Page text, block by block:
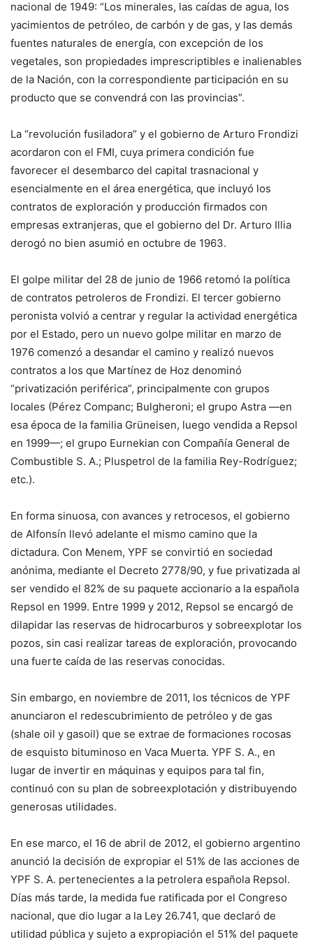
nacional de 1949: “Los minerales, las caídas de agua, los
yacimientos de petróleo, de carbón y de gas, y las demás
fuentes naturales de energía, con excepción de los
vegetales, son propiedades imprescriptibles e inalienables
de la Nación, con la correspondiente participación en su
producto que se convendrá con las provincias”.
La “revolución fusiladora” y el gobierno de Arturo Frondizi
acordaron con el FMI, cuya primera condición fue
favorecer el desembarco del capital trasnacional y
esencialmente en el área energética, que incluyó los
contratos de exploración y producción firmados con
empresas extranjeras, que el gobierno del Dr. Arturo Illia
derogó no bien asumió en octubre de 1963.
El golpe militar del 28 de junio de 1966 retomó la política
de contratos petroleros de Frondizi. El tercer gobierno
peronista volvió a centrar y regular la actividad energética
por el Estado, pero un nuevo golpe militar en marzo de
1976 comenzó a desandar el camino y realizó nuevos
contratos a los que Martínez de Hoz denominó
“privatización periférica”, principalmente con grupos
locales (Pérez Companc; Bulgheroni; el grupo Astra —en
esa época de la familia Grüneisen, luego vendida a Repsol
en 1999—; el grupo Eurnekian con Compañía General de
Combustible S. A.; Pluspetrol de la familia Rey-Rodríguez;
etc.).
En forma sinuosa, con avances y retrocesos, el gobierno
de Alfonsín llevó adelante el mismo camino que la
dictadura. Con Menem, YPF se convirtió en sociedad
anónima, mediante el Decreto 2778/90, y fue privatizada al
ser vendido el 82% de su paquete accionario a la española
Repsol en 1999. Entre 1999 y 2012, Repsol se encargó de
dilapidar las reservas de hidrocarburos y sobreexplotar los
pozos, sin casi realizar tareas de exploración, provocando
una fuerte caída de las reservas conocidas.
Sin embargo, en noviembre de 2011, los técnicos de YPF
anunciaron el redescubrimiento de petróleo y de gas
(shale oil y gasoil) que se extrae de formaciones rocosas
de esquisto bituminoso en Vaca Muerta. YPF S. A., en
lugar de invertir en máquinas y equipos para tal fin,
continuó con su plan de sobreexplotación y distribuyendo
generosas utilidades.
En ese marco, el 16 de abril de 2012, el gobierno argentino
anunció la decisión de expropiar el 51% de las acciones de
YPF S. A. pertenecientes a la petrolera española Repsol.
Días más tarde, la medida fue ratificada por el Congreso
nacional, que dio lugar a la Ley 26.741, que declaró de
utilidad pública y sujeto a expropiación el 51% del paquete